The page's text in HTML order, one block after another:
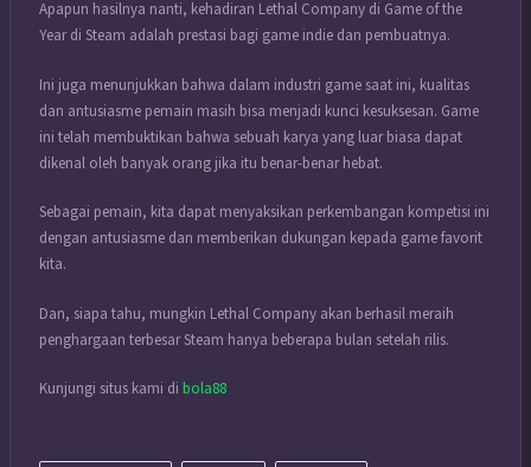
Apapun hasilnya nanti, kehadiran Lethal Company di Game of the
Year di Steam adalah prestasi bagi game indie dan pembuatnya.
Ini juga menunjukkan bahwa dalam industri game saat ini, kualitas
dan antusiasme pemain masih bisa menjadi kunci kesuksesan. Game
ini telah membuktikan bahwa sebuah karya yang luar biasa dapat
dikenal oleh banyak orang jika itu benar-benar hebat.
Sebagai pemain, kita dapat menyaksikan perkembangan kompetisi ini
dengan antusiasme dan memberikan dukungan kepada game favorit
kita.
Dan, siapa tahu, mungkin Lethal Company akan berhasil meraih
penghargaan terbesar Steam hanya beberapa bulan setelah rilis.
Kunjungi situs kami di bola88